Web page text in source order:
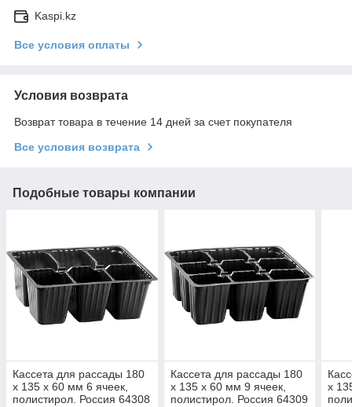
Kaspi.kz
Все условия оплаты
Условия возврата
Возврат товара в течение 14 дней за счет покупателя
Все условия возврата
Подобные товары компании
Кассета для рассады 180
х 135 х 60 мм 6 ячеек,
полистирол. Россия 64308
Кассета для рассады 180
х 135 х 60 мм 9 ячеек,
полистирол. Россия 64309
х